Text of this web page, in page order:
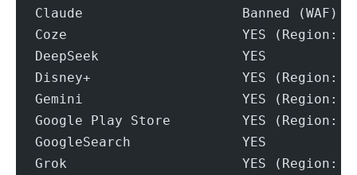
Claude                    Banned (WAF)
Coze                      YES (Region:
DeepSeek                  YES
Disney+                   YES (Region:
Gemini                    YES (Region:
Google Play Store         YES (Region:
GoogleSearch              YES
Grok                      YES (Region: